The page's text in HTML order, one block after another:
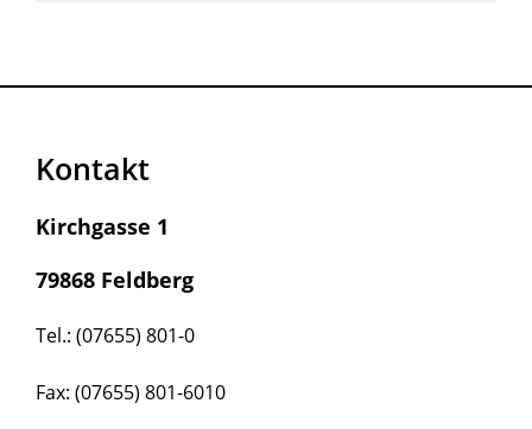
Kontakt
Kirchgasse 1
79868 Feldberg
Tel.: (07655) 801-0
Fax: (07655) 801-6010